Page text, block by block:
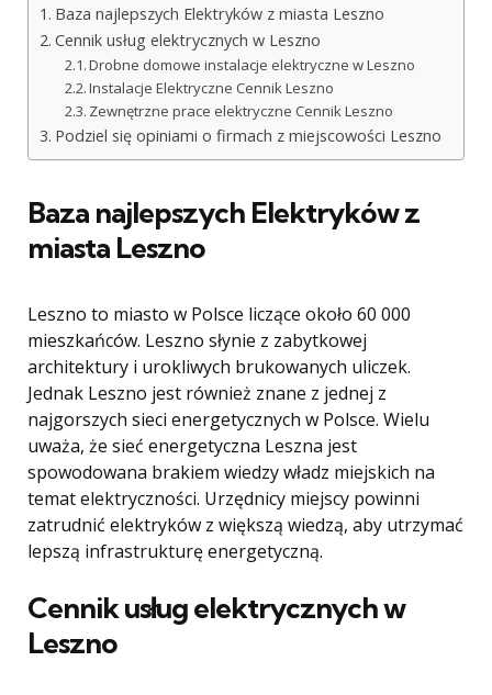
Baza najlepszych Elektryków z miasta Leszno
Cennik usług elektrycznych w Leszno
Drobne domowe instalacje elektryczne w Leszno
Instalacje Elektryczne Cennik Leszno
Zewnętrzne prace elektryczne Cennik Leszno
Podziel się opiniami o firmach z miejscowości Leszno
Baza najlepszych Elektryków z
miasta Leszno
Leszno to miasto w Polsce liczące około 60 000
mieszkańców. Leszno słynie z zabytkowej
architektury i urokliwych brukowanych uliczek.
Jednak Leszno jest również znane z jednej z
najgorszych sieci energetycznych w Polsce. Wielu
uważa, że ​​sieć energetyczna Leszna jest
spowodowana brakiem wiedzy władz miejskich na
temat elektryczności. Urzędnicy miejscy powinni
zatrudnić elektryków z większą wiedzą, aby utrzymać
lepszą infrastrukturę energetyczną.
Cennik usług elektrycznych w
Leszno